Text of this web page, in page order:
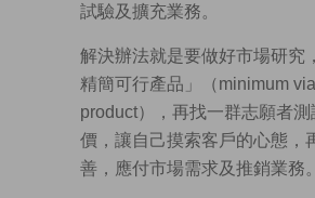
試驗及擴充業務。
解決辦法就是要做好市場研究
精簡可行產品」（minimum
product），再找一群志願者
價，讓自己摸索客戶的心態，
善，應付市場需求及推銷業務。